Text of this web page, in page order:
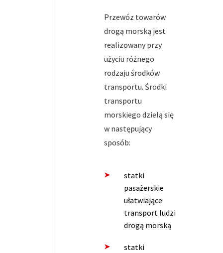
Przewóz towarów
drogą morską jest
realizowany przy
użyciu różnego
rodzaju środków
transportu. Środki
transportu
morskiego dzielą się
w następujący
sposób:
statki
pasażerskie
ułatwiające
transport ludzi
drogą morską
statki